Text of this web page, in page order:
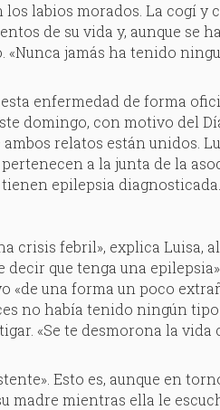
labios morados. La cogí y
de su vida y, aunque se
jamás ha tenido
enfermedad de forma
domingo, con motivo del
relatos están unidos.
a la junta de la
epilepsia diagnosticada.
crisis febril», explica Luisa,
que tenga una
una forma un poco
no había tenido ningún
«Se te desmorona la vida
Esto es, aunque en
madre mientras ella le